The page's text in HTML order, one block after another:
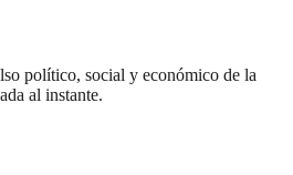
político, social y económico de la
al instante.